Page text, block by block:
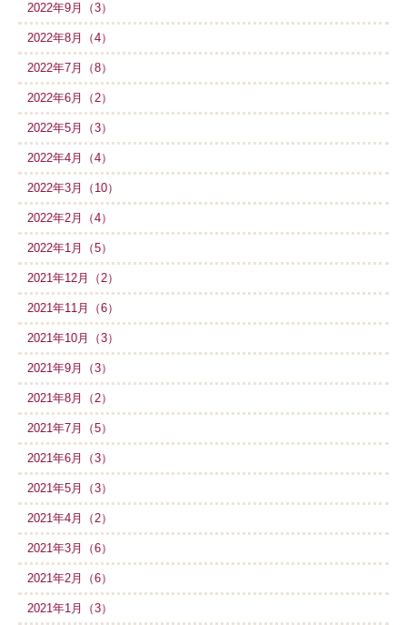
2022年9月（3）
2022年8月（4）
2022年7月（8）
2022年6月（2）
2022年5月（3）
2022年4月（4）
2022年3月（10）
2022年2月（4）
2022年1月（5）
2021年12月（2）
2021年11月（6）
2021年10月（3）
2021年9月（3）
2021年8月（2）
2021年7月（5）
2021年6月（3）
2021年5月（3）
2021年4月（2）
2021年3月（6）
2021年2月（6）
2021年1月（3）